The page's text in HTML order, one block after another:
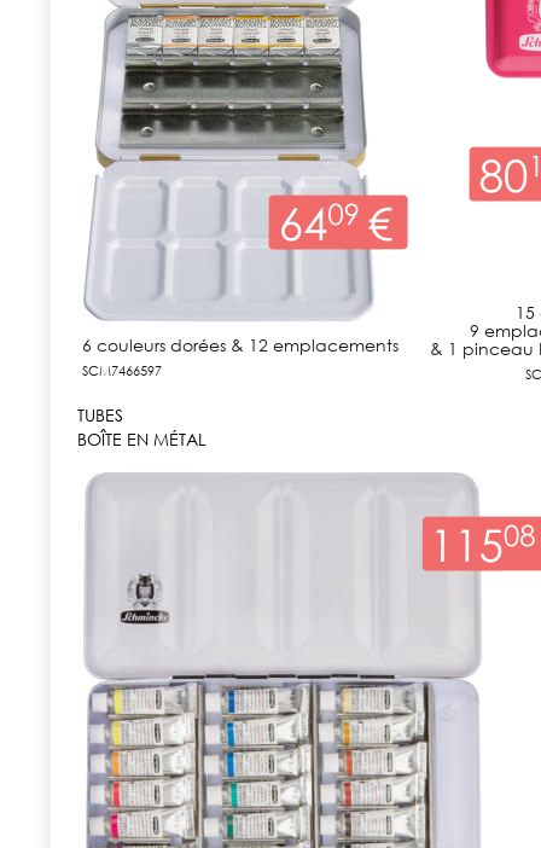
6 couleurs dorées & 12 emplacements
SCM7466597
9
& 1 pinceau
TUBES
BOÎTE EN MÉTAL